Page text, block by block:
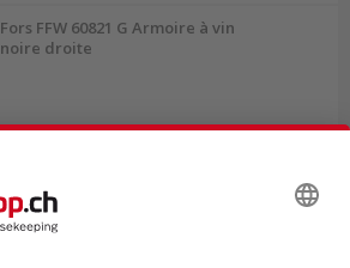
Fors FFW 60821 G Armoire à vin
noire droite